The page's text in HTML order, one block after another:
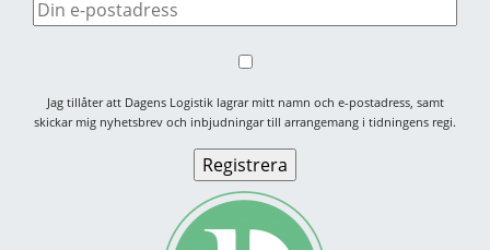
Jag tillåter att Dagens Logistik lagrar mitt namn och e-postadress, samt
skickar mig nyhetsbrev och inbjudningar till arrangemang i tidningens regi.